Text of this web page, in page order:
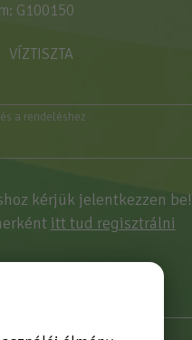
G100150
VÍZTISZTA
kérjük jelentkezzen be!
itt tud regisztrálni